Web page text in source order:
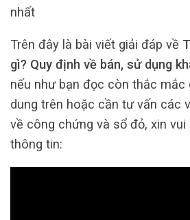
nhất
Trên đây là bài viết giải đáp về
gì? Quy định về bán, sử dụng
nếu như bạn đọc còn thắc mắc
dung trên hoặc cần tư vấn các
về công chứng và sổ đỏ, xin
thông tin: